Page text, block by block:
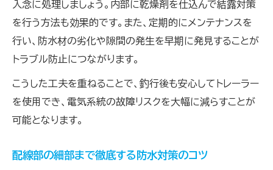
入念に処理しましょう。内部に乾燥剤を仕込んで結露対策
を行う方法も効果的です。また、定期的にメンテナンスを
行い、防水材の劣化や隙間の発生を早期に発見することが
トラブル防止につながります。
こうした工夫を重ねることで、釣行後も安心してトレーラー
を使用でき、電気系統の故障リスクを大幅に減らすことが
可能となります。
配線部の細部まで徹底する防水対策のコツ